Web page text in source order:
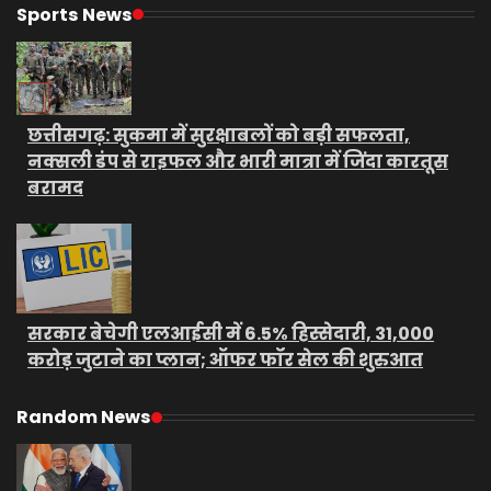
Sports News
छत्तीसगढ़: सुकमा में सुरक्षाबलों को बड़ी सफलता,
नक्सली डंप से राइफल और भारी मात्रा में जिंदा कारतूस
बरामद
सरकार बेचेगी एलआईसी में 6.5% हिस्सेदारी, 31,000
करोड़ जुटाने का प्लान; ऑफर फॉर सेल की शुरुआत
Random News